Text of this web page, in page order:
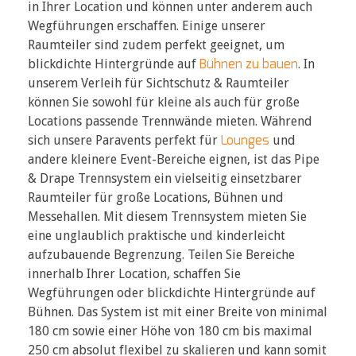
in Ihrer Location und können unter anderem auch
Wegführungen erschaffen. Einige unserer
Raumteiler sind zudem perfekt geeignet, um
blickdichte Hintergründe auf Bühnen zu bauen. In
unserem Verleih für Sichtschutz & Raumteiler
können Sie sowohl für kleine als auch für große
Locations passende Trennwände mieten. Während
sich unsere Paravents perfekt für Lounges und
andere kleinere Event-Bereiche eignen, ist das Pipe
& Drape Trennsystem ein vielseitig einsetzbarer
Raumteiler für große Locations, Bühnen und
Messehallen. Mit diesem Trennsystem mieten Sie
eine unglaublich praktische und kinderleicht
aufzubauende Begrenzung. Teilen Sie Bereiche
innerhalb Ihrer Location, schaffen Sie
Wegführungen oder blickdichte Hintergründe auf
Bühnen. Das System ist mit einer Breite von minimal
180 cm sowie einer Höhe von 180 cm bis maximal
250 cm absolut flexibel zu skalieren und kann somit